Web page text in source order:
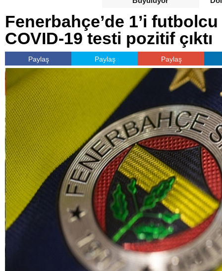
Fenerbahçe’de 1’i
COVID-19 testi pozitif çıktı
Paylaş Paylaş Paylaş